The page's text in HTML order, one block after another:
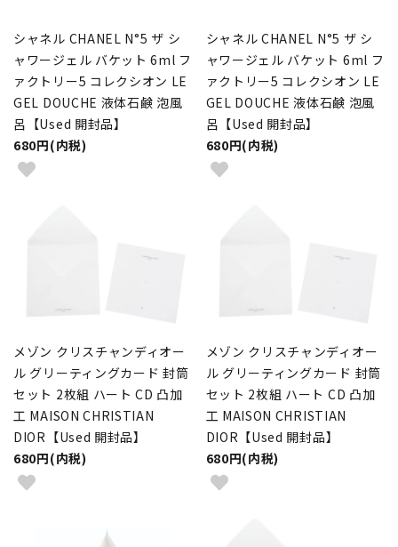
シャネル CHANEL N°5 ザ シ
ャワージェル バケット 6ml フ
ァクトリー5 コレクシオン LE
GEL DOUCHE 液体石鹸 泡風
呂【Used 開封品】
680円(内税)
シャネル CHANEL N°5 ザ シ
ャワージェル バケット 6ml フ
ァクトリー5 コレクシオン LE
GEL DOUCHE 液体石鹸 泡風
呂【Used 開封品】
680円(内税)
メゾン クリスチャンディオー
ル グリーティングカード 封筒
セット 2枚組 ハート CD 凸加
工 MAISON CHRISTIAN
DIOR【Used 開封品】
680円(内税)
メゾン クリスチャンディオー
ル グリーティングカード 封筒
セット 2枚組 ハート CD 凸加
工 MAISON CHRISTIAN
DIOR【Used 開封品】
680円(内税)